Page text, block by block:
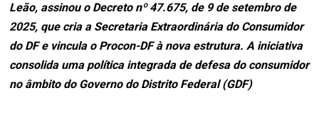
Leão, assinou o Decreto nº 47.675, de 9 de setembro de
2025, que cria a Secretaria Extraordinária do Consumidor
do DF e vincula o Procon-DF à nova estrutura. A iniciativa
consolida uma política integrada de defesa do consumidor
no âmbito do Governo do Distrito Federal (GDF)